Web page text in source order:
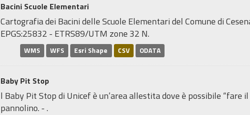
Bacini Scuole Elementari
Cartografia dei Bacini delle Scuole Elementari del Comune di
EPGS:25832 - ETRS89/UTM zone 32 N.
WMS WFS Esri Shape CSV ODATA
Baby Pit Stop
l Baby Pit Stop di Unicef è un’area allestita dove è possibile “fare
pannolino. - .